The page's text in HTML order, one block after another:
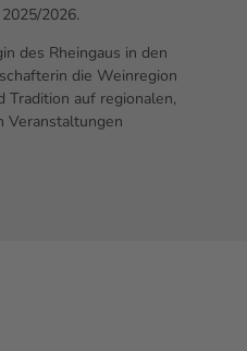
2026.
des Rheingaus in den
die Weinregion
Tradition auf regionalen,
Veranstaltungen